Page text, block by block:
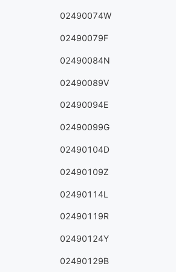
02490074W
02490079F
02490084N
02490089V
02490094E
02490099G
02490104D
02490109Z
02490114L
02490119R
02490124Y
02490129B